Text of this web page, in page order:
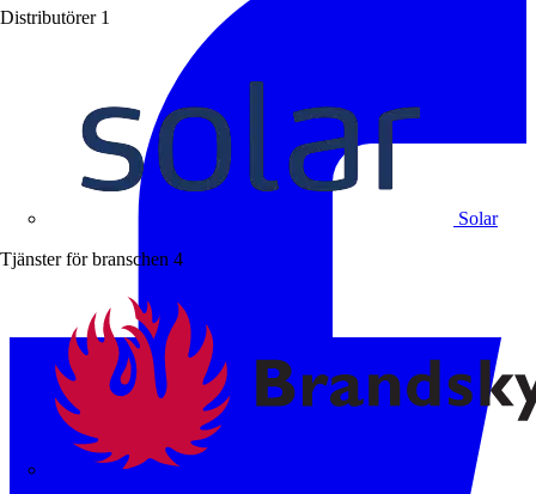
Distributörer 1
Solar
Tjänster för branschen 4